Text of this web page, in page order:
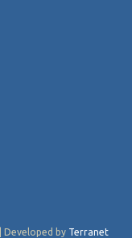
| Developed by Terranet